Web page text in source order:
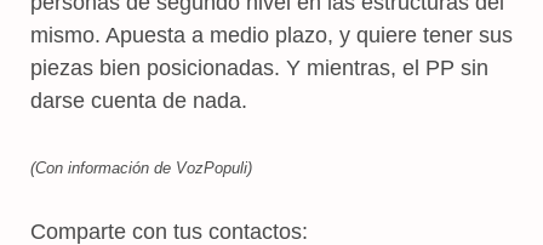
mismo. Apuesta a medio plazo, y quiere tener sus
piezas bien posicionadas. Y mientras, el PP sin
darse cuenta de nada.
(Con información de VozPopuli)
Comparte con tus contactos: